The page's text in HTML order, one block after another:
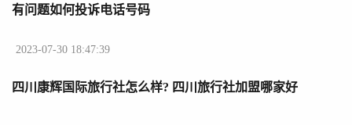
有问题如何投诉电话号码
2023-07-30 18:47:39
四川康辉国际旅行社怎么样? 四川旅行社加盟哪家好